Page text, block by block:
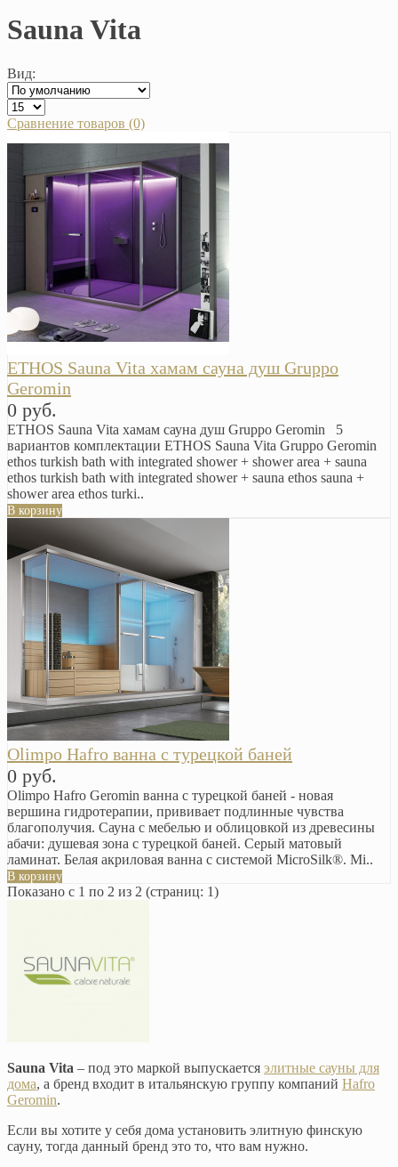
Sauna Vita
Вид:
Сравнение товаров (0)
ETHOS Sauna Vita хамам сауна душ Gruppo
Geromin
0 руб.
ETHOS Sauna Vita хамам сауна душ Gruppo Geromin 5
вариантов комплектации ETHOS Sauna Vita Gruppo Geromin
ethos turkish bath with integrated shower + shower area + sauna
ethos turkish bath with integrated shower + sauna ethos sauna +
shower area ethos turki..
В корзину
Olimpo Hafro ванна с турецкой баней
0 руб.
Olimpo Hafro Geromin ванна с турецкой баней - новая
вершина гидротерапии, прививает подлинные чувства
благополучия. Сауна с мебелью и облицовкой из древесины
абачи: душевая зона с турецкой баней. Серый матовый
ламинат. Белая акриловая ванна с системой MicroSilk®. Mi..
В корзину
Показано с 1 по 2 из 2 (страниц: 1)
Sauna Vita – под это маркой выпускается элитные сауны для
дома, а бренд входит в итальянскую группу компаний Hafro
Geromin.
Если вы хотите у себя дома установить элитную финскую
сауну, тогда данный бренд это то, что вам нужно.